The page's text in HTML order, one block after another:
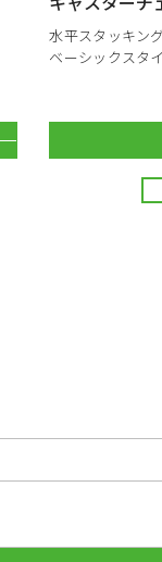
水平スタッキン
ベーシックスタ